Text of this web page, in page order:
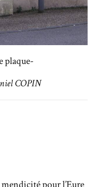
plaque-
COPIN